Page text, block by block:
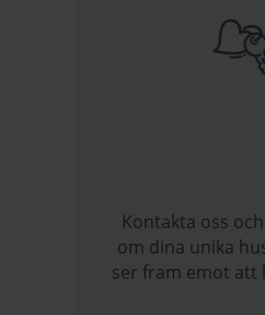
Kontakta oss
om dina unika
ser fram emot att